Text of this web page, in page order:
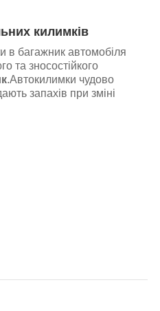
килимків
в багажник автомобіля
та зносостійкого
.Автокилимки чудово
запахів при зміні